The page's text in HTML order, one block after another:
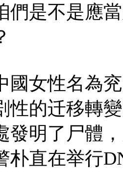
們是不是應
國女性名為
性的迁移轉
發明了尸體
朴直在举行